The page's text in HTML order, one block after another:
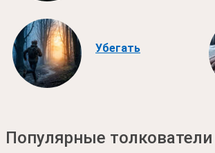
Убегать
Популярные толкователи